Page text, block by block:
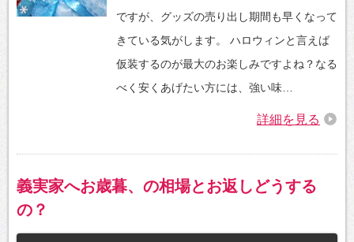
ですが、グッズの売り出し期間も早くなって
きている気がします。 ハロウィンと言えば
仮装するのが最大のお楽しみですよね？なる
べく安くあげたい方には、強い味…
詳細を見る
義実家へお歳暮、の相場とお返しどうする
の？